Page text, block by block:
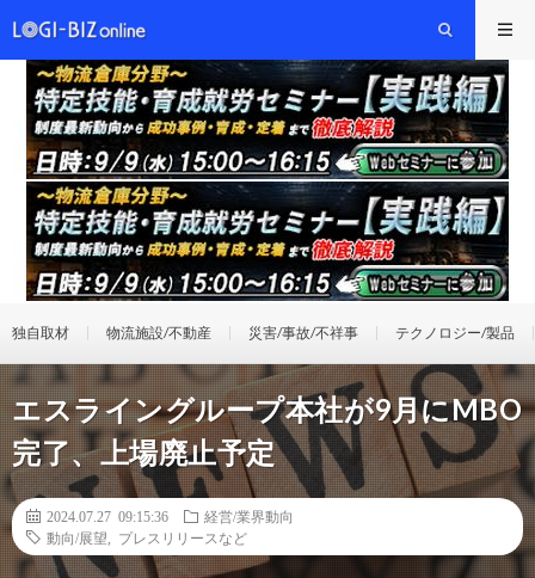
独自取材 物流施設/不動産 災害/事故/不祥事 テクノロジー/製品
エスライングループ本社が9月にMBO
完了、上場廃止予定
2024.07.27 09:15:36
経営/業界動向
動向/展望
プレスリリースなど